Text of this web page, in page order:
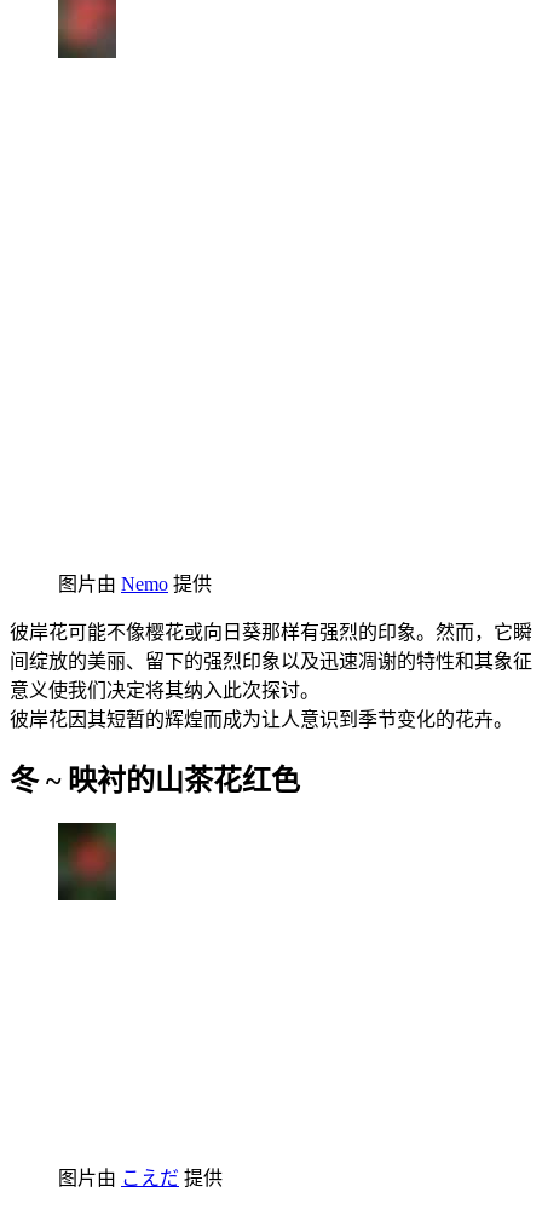
图片由 Nemo 提供
彼岸花可能不像樱花或向日葵那样有强烈的印象。然而，它瞬
间绽放的美丽、留下的强烈印象以及迅速凋谢的特性和其象征
意义使我们决定将其纳入此次探讨。
彼岸花因其短暂的辉煌而成为让人意识到季节变化的花卉。
冬 ~ 映衬的山茶花红色
图片由 こえだ 提供